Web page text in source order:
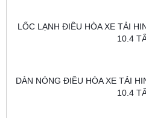
LỐC LẠNH ĐIỀU HÒA XE TẢI
10.4
DÀN NÓNG ĐIỀU HÒA XE TẢI
10.4